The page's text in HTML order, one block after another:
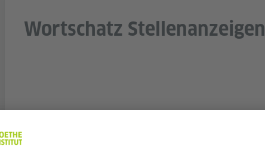
Wortschatz Stellenanzeigen